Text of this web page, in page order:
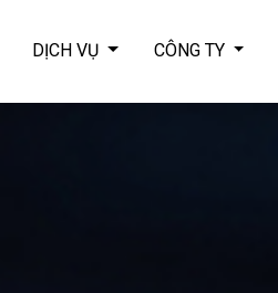
DỊCH VỤ CÔNG TY